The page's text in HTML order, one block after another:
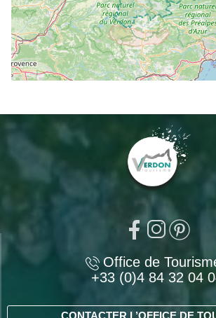
Office de
+33 (0)4 84 32 04
CONTACTER L’OFFICE DE